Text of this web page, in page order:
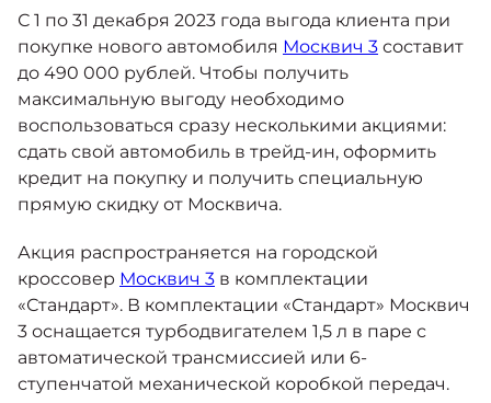
Яркий динамичный седан
от 2 237 000 ₽*
Москвич 3 с ручным
управлением (РУ)
Кроссовер, создающий равные
от 2 069 000 ₽*
Практичный семиместный
кроссовер
от 3 125 000 ₽*
Кредитные программы
Спецпредложения
Страховые программы
Моторное масло
СЕРВИСНЫЕ АКЦИИ
АКСЕССУАРЫ
КОНТАКТЫ
С 1 по 31 декабря 2023 года выгода клиента при
покупке нового автомобиля Москвич 3 составит
до 490 000 рублей. Чтобы получить
максимальную выгоду необходимо
воспользоваться сразу несколькими акциями:
сдать свой автомобиль в трейд-ин, оформить
кредит на покупку и получить специальную
прямую скидку от Москвича.
Акция распространяется на городской
кроссовер Москвич 3 в комплектации
«Стандарт». В комплектации «Стандарт» Москвич
3 оснащается турбодвигателем 1,5 л в паре с
автоматической трансмиссией или 6-
ступенчатой механической коробкой передач.